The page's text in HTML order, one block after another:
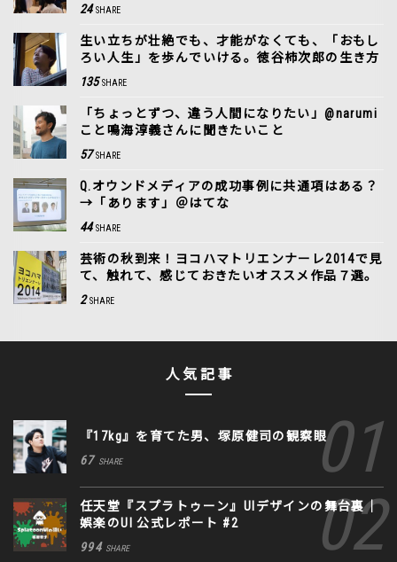
24 SHARE
生い立ちが壮絶でも、才能がなくても、「おもし
ろい人生」を歩んでいける。徳谷柿次郎の生き方
135 SHARE
「ちょっとずつ、違う人間になりたい」@narumi
こと鳴海淳義さんに聞きたいこと
57 SHARE
Q.オウンドメディアの成功事例に共通項はある？
→「あります」＠はてな
44 SHARE
芸術の秋到来！ヨコハマトリエンナーレ2014で見
て、触れて、感じておきたいオススメ作品７選。
2 SHARE
人気記事
『17kg』を育てた男、塚原健司の観察眼
67 SHARE
任天堂『スプラトゥーン』UIデザインの舞台裏｜
娯楽のUI 公式レポート #2
994 SHARE